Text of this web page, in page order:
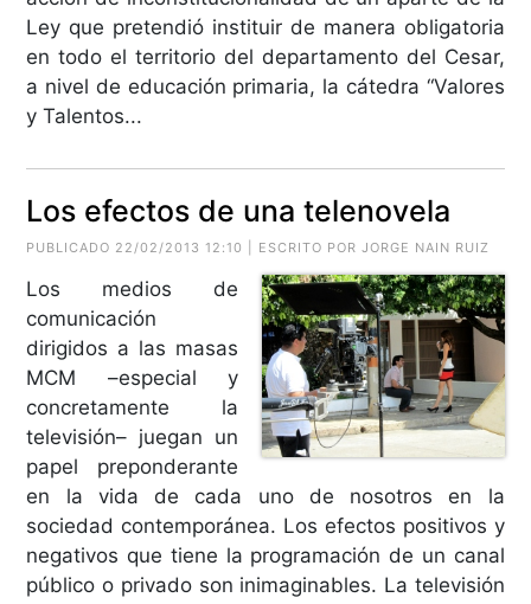
Ley que pretendió instituir de manera obligatoria
en todo el territorio del departamento del Cesar,
a nivel de educación primaria, la cátedra “Valores
y Talentos...
Los efectos de una telenovela
PUBLICADO 22/02/2013 12:10 | ESCRITO POR JORGE NAIN RUIZ
Los medios de
comunicación
dirigidos a las masas
MCM –especial y
concretamente la
televisión– juegan un
papel preponderante
en la vida de cada uno de nosotros en la
sociedad contemporánea. Los efectos positivos y
negativos que tiene la programación de un canal
público o privado son inimaginables. La televisión